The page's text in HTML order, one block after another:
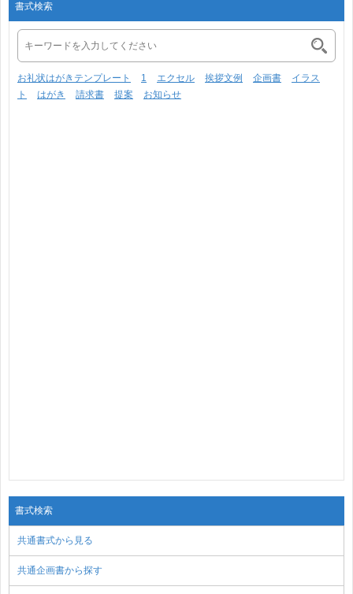
書式検索
お礼状はがきテンプレート 1 エクセル 挨拶文例 企画書
イラス
ト
はがき 請求書 提案 お知らせ
書式検索
共通書式から見る
共通企画書から探す